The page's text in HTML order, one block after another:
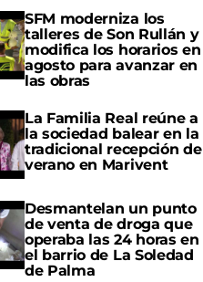
SFM moderniza los
talleres de Son Rullán y
modifica los horarios en
agosto para avanzar en
las obras
La Familia Real reúne a
la sociedad balear en la
tradicional recepción de
verano en Marivent
Desmantelan un punto
de venta de droga que
operaba las 24 horas en
el barrio de La Soledad
de Palma